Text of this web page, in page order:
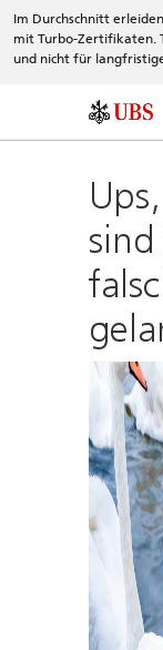
Im Durchschnitt
mit Turbo-Zertifikaten.
und nicht für
sind